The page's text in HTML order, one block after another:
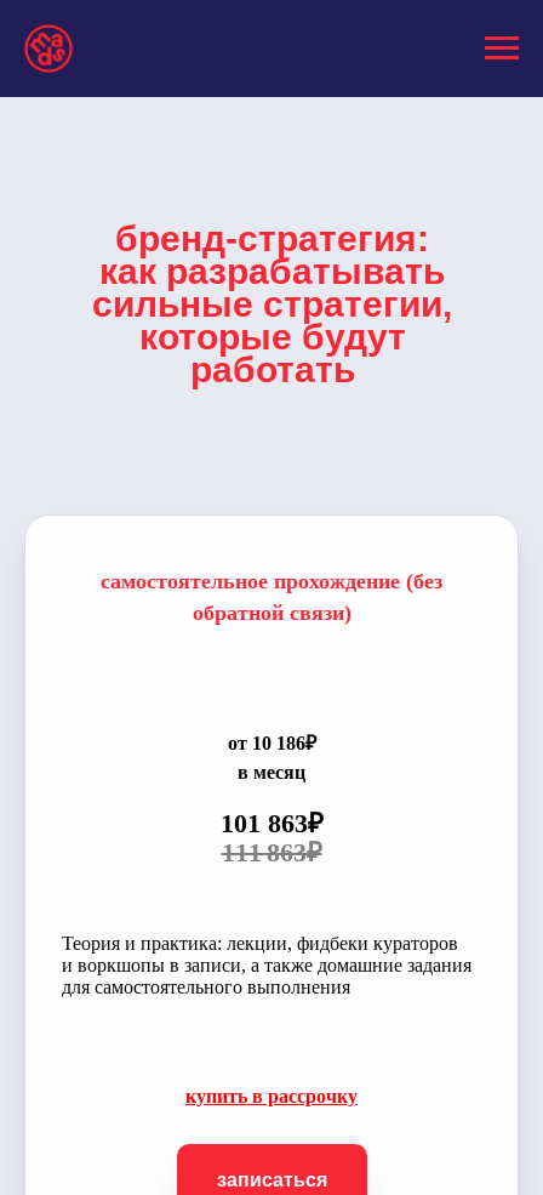
бренд-стратегия:
как разрабатывать
сильные стратегии,
которые будут
работать
самостоятельное прохождение (без
обратной связи)
от 10 186₽
в месяц
101 863₽
111 863₽
Теория и практика: лекции, фидбеки кураторов
и воркшопы в записи, а также домашние задания
для самостоятельного выполнения
купить в рассрочку
записаться